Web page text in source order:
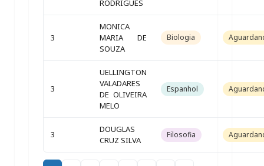
RODRIGUES
3
MONICA
MARIA DE
SOUZA
Biologia
3
UELLINGTON
VALADARES
DE OLIVEIRA
MELO
Espanhol
3
DOUGLAS
CRUZ SILVA
Filosofia